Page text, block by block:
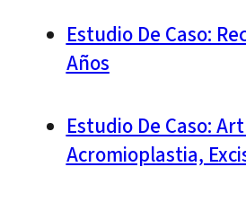
Estudio De Caso:
Años
Estudio De Caso:
Acromioplastia,